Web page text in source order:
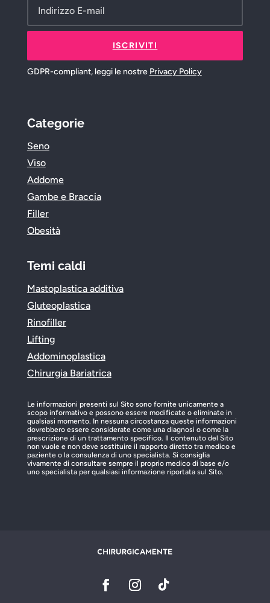
ISCRIVITI
GDPR-compliant, leggi le nostre Privacy Policy
Categorie
Seno
Viso
Addome
Gambe e Braccia
Filler
Obesità
Temi caldi
Mastoplastica additiva
Gluteoplastica
Rinofiller
Lifting
Addominoplastica
Chirurgia Bariatrica
Le informazioni presenti sul Sito sono fornite unicamente a
scopo informativo e possono essere modificate o eliminate in
qualsiasi momento. In nessuna circostanza queste informazioni
dovrebbero essere considerate come una diagnosi o come la
prescrizione di un trattamento specifico. Il contenuto del Sito
non vuole e non deve sostituire il rapporto diretto tra medico e
paziente o la consulenza di uno specialista. Si consiglia
vivamente di consultare sempre il proprio medico di base e/o
uno specialista per qualsiasi informazione riportata sul Sito.